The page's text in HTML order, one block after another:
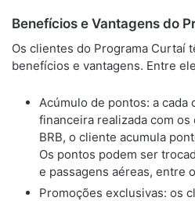
Benefícios e Vantagens do
Os clientes do Programa Curtaí
benefícios e vantagens. Entre
Acúmulo de pontos: a cada
financeira realizada com
BRB, o cliente acumula
Os pontos podem ser
e passagens aéreas, entre
Promoções exclusivas: os